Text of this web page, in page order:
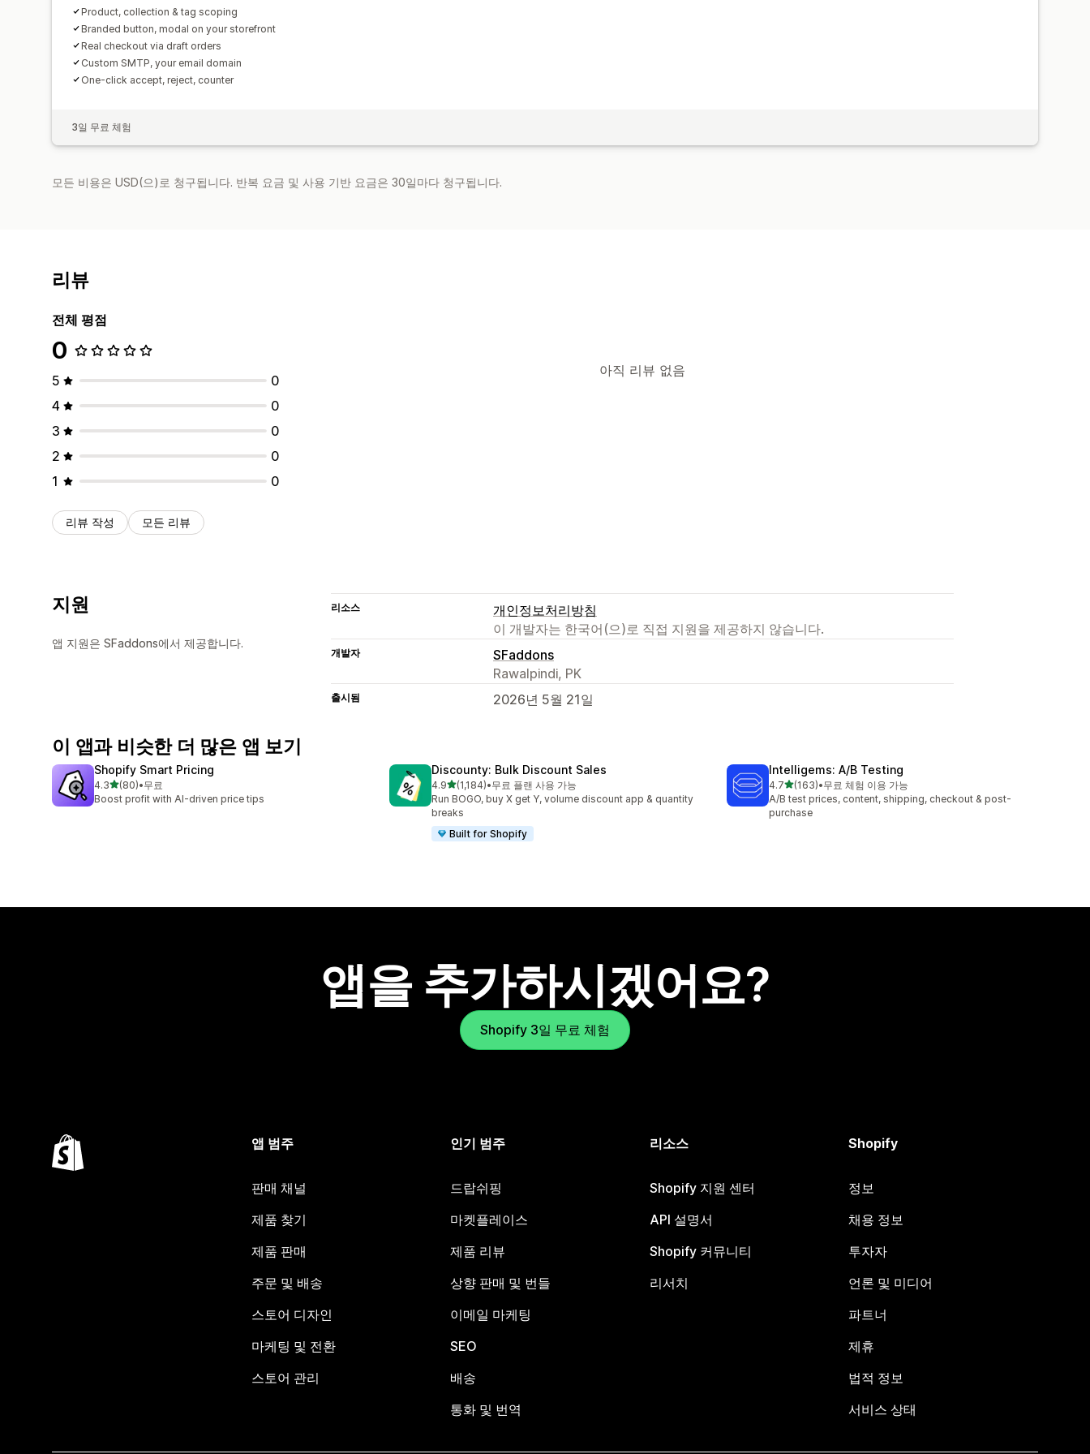
Product, collection & tag scoping
Branded button, modal on your storefront
Real checkout via draft orders
Custom SMTP, your email domain
One-click accept, reject, counter
3일 무료 체험
모든 비용은 USD(으)로 청구됩니다. 반복 요금 및 사용 기반 요금은 30일마다 청구됩니다.
리뷰
전체 평점
0
5
0
4
0
3
0
2
0
1
0
리뷰 작성 모든 리뷰
아직 리뷰 없음
지원
앱 지원은 SFaddons에서 제공합니다.
리소스
개인정보처리방침
이 개발자는 한국어(으)로 직접 지원을 제공하지 않습니다.
개발자
SFaddons
Rawalpindi, PK
출시됨 2026년 5월 21일
이 앱과 비슷한 더 많은 앱 보기
Shopify Smart Pricing
4.3별 5개 중
(80)
총 리뷰 80개
•무료
Boost profit with AI-driven price tips
Discounty: Bulk Discount Sales
4.9별 5개 중
(1,184)
총 리뷰 1184개
•무료 플랜 사용 가능
Run BOGO, buy X get Y, volume discount app & quantity
breaks
Built for Shopify
Intelligems: A/B Testing
4.7별 5개 중
(163)
총 리뷰 163개
•무료 체험 이용 가능
A/B test prices, content, shipping, checkout & post-
purchase
앱을 추가하시겠어요?
Shopify 3일 무료 체험
앱 범주
판매 채널
제품 찾기
제품 판매
주문 및 배송
스토어 디자인
마케팅 및 전환
스토어 관리
인기 범주
드랍쉬핑
마켓플레이스
제품 리뷰
상향 판매 및 번들
이메일 마케팅
SEO
배송
통화 및 번역
리소스
Shopify 지원 센터
API 설명서
Shopify 커뮤니티
리서치
Shopify
정보
채용 정보
투자자
언론 및 미디어
파트너
제휴
법적 정보
서비스 상태